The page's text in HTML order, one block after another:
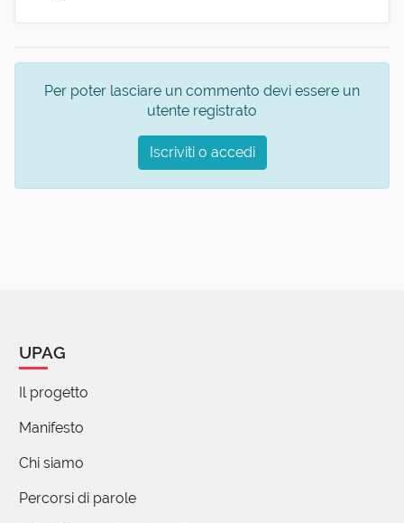
Per poter lasciare un commento devi essere un
utente registrato
Iscriviti o accedi
UPAG
Il progetto
Manifesto
Chi siamo
Percorsi di parole